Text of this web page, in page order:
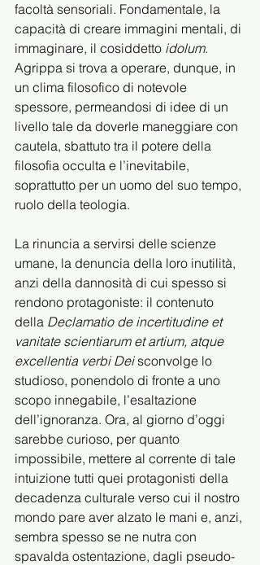
facoltà sensoriali. Fondamentale, la
capacità di creare immagini mentali, di
immaginare, il cosiddetto idolum.
Agrippa si trova a operare, dunque, in
un clima filosofico di notevole
spessore, permeandosi di idee di un
livello tale da doverle maneggiare con
cautela, sbattuto tra il potere della
filosofia occulta e l’inevitabile,
soprattutto per un uomo del suo tempo,
ruolo della teologia.
La rinuncia a servirsi delle scienze
umane, la denuncia della loro inutilità,
anzi della dannosità di cui spesso si
rendono protagoniste: il contenuto
della Declamatio de incertitudine et
vanitate scientiarum et artium, atque
excellentia verbi Dei sconvolge lo
studioso, ponendolo di fronte a uno
scopo innegabile, l’esaltazione
dell’ignoranza. Ora, al giorno d’oggi
sarebbe curioso, per quanto
impossibile, mettere al corrente di tale
intuizione tutti quei protagonisti della
decadenza culturale verso cui il nostro
mondo pare aver alzato le mani e, anzi,
sembra spesso se ne nutra con
spavalda ostentazione, dagli pseudo-